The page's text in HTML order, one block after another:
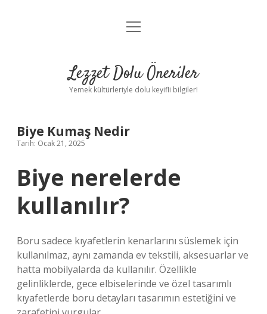
Anasayfa
Yasal Uyarı
menüyü
Lezzet Dolu Öneriler
Yemek kültürleriyle dolu keyifli bilgiler!
Biye Kumaş Nedir
Tarih: Ocak 21, 2025
Biye nerelerde
kullanılır?
Boru sadece kıyafetlerin kenarlarını süslemek için
kullanılmaz, aynı zamanda ev tekstili, aksesuarlar ve
hatta mobilyalarda da kullanılır. Özellikle
gelinliklerde, gece elbiselerinde ve özel tasarımlı
kıyafetlerde boru detayları tasarımın estetiğini ve